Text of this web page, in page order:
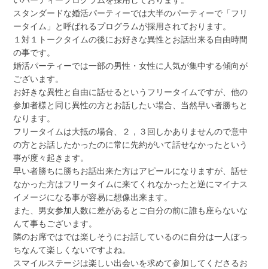
スタンダードな婚活パーティーでは大半のパーティーで「フリ
ータイム」と呼ばれるプログラムが採用されております。
１対１トークタイムの後にお好きな異性とお話出来る自由時間
の事です。
婚活パーティーでは一部の男性・女性に人気が集中する傾向が
ございます。
お好きな異性と自由に話せるというフリータイムですが、他の
参加者様と同じ異性の方とお話したい場合、当然早い者勝ちと
なります。
フリータイムは大抵の場合、２，３回しかありませんので意中
の方とお話したかったのに常に先約がいて話せなかったという
事が度々起きます。
早い者勝ちに勝ちお話出来た方はアピールになりますが、話せ
なかった方はフリータイムに来てくれなかったと逆にマイナス
イメージになる事が容易に想像出来ます。
また、男女参加人数に差があるとご自分の前に誰も座らないな
んて事もございます。
隣のお席ではでは楽しそうにお話しているのに自分は一人ぼっ
ちなんて楽しくないですよね。
スマイルステージは楽しい出会いを求めて参加してくださるお